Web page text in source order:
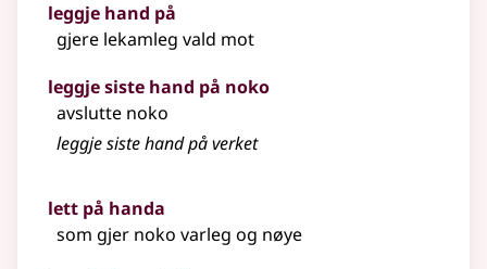
leggje hand på
gjere lekamleg vald mot
leggje siste hand på noko
avslutte noko
leggje siste hand på verket
lett på handa
som gjer noko varleg og nøye